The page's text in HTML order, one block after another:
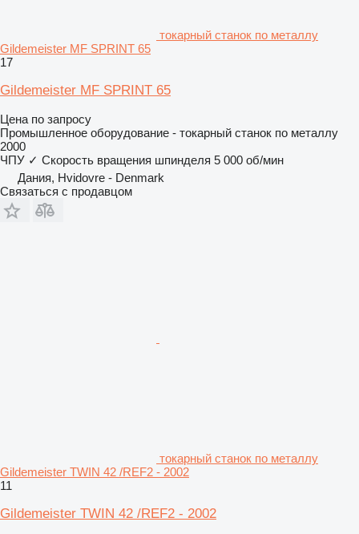
токарный станок по металлу
Gildemeister MF SPRINT 65
17
Gildemeister MF SPRINT 65
Цена по запросу
Промышленное оборудование - токарный станок по металлу
2000
ЧПУ ✓ Скорость вращения шпинделя 5 000 об/мин
Дания, Hvidovre - Denmark
Связаться с продавцом
токарный станок по металлу
Gildemeister TWIN 42 /REF2 - 2002
11
Gildemeister TWIN 42 /REF2 - 2002